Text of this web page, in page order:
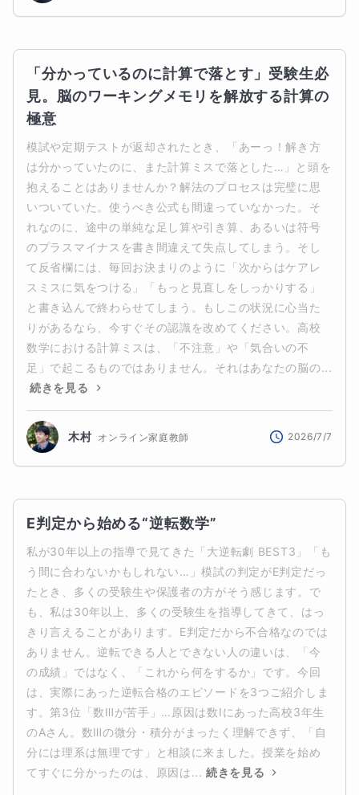
「分かっているのに計算で落とす」受験生必
見。脳のワーキングメモリを解放する計算の
極意
模試や定期テストが返却されたとき、「あーっ！解き方
は分かっていたのに、また計算ミスで落とした…」と頭を
抱えることはありませんか？解法のプロセスは完璧に思
いついていた。使うべき公式も間違っていなかった。そ
れなのに、途中の単純な足し算や引き算、あるいは符号
のプラスマイナスを書き間違えて失点してしまう。そし
て反省欄には、毎回お決まりのように「次からはケアレ
スミスに気をつける」「もっと見直しをしっかりする」
と書き込んで終わらせてしまう。もしこの状況に心当た
りがあるなら、今すぐその認識を改めてください。高校
数学における計算ミスは、「不注意」や「気合いの不
足」で起こるものではありません。それはあなたの脳の...
続きを見る
木村 オンライン家庭教師 2026/7/7
E判定から始める“逆転数学”
私が30年以上の指導で見てきた「大逆転劇 BEST3」「も
う間に合わないかもしれない…」模試の判定がE判定だっ
たとき、多くの受験生や保護者の方がそう感じます。で
も、私は30年以上、多くの受験生を指導してきて、はっ
きり言えることがあります。E判定だから不合格なのでは
ありません。逆転できる人とできない人の違いは、「今
の成績」ではなく、「これから何をするか」です。今回
は、実際にあった逆転合格のエピソードを3つご紹介しま
す。第3位「数Ⅲが苦手」…原因は数Ⅰにあった高校3年生
のAさん。数Ⅲの微分・積分がまったく理解できず、「自
分には理系は無理です」と相談に来ました。授業を始め
てすぐに分かったのは、原因は... 続きを見る